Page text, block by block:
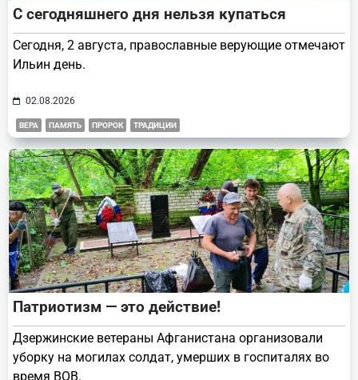
С сегодняшнего дня нельзя купаться
Сегодня, 2 августа, православные верующие отмечают
Ильин день.
02.08.2026
ВЕРА ПАМЯТЬ ПРОРОК ТРАДИЦИИ
Патриотизм — это действие!
Дзержинские ветераны Афганистана организовали
уборку на могилах солдат, умерших в госпиталях во
время ВОВ.